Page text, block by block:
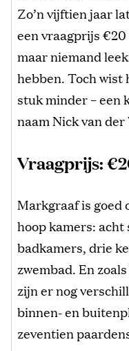
Zo’n vijftien jaar
een vraagprijs
maar niemand
hebben. Toch wist
stuk minder – een
naam Nick van der
Vraagprijs:
Markgraaf is goed
hoop kamers:
badkamers, drie
zwembad. En
zijn er nog
binnen- en
zeventien